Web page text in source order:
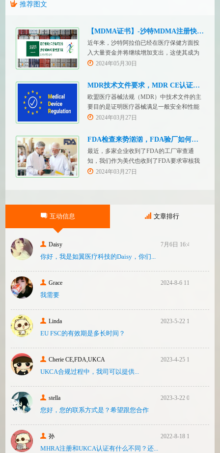
推荐图文
【MDMA证书】-沙特MDMA注册快速下证
近年来，沙特阿拉伯已经在医疗保健方面投
入大量资金并将继续增加支出，这使其成为
医疗设备制造商感兴趣的市场。然而，想要
管要求，即他们必须在沙特阿拉伯获得其设
务，FDASUNGO全球合规业务版图再添新模
块。F
2024年05月30日
MDR技术文件要求，MDR CE认证办理
欧盟医疗器械法规（MDR）中技术文件的主
要目的是证明医疗器械满足一般安全和性能
要求。无论类别如何，所有医疗设备都必须
有关技术文件的要求。MDR技术文档结构：
2024年03月27日
FDA检查来势汹汹，FDA验厂如何应对？
最近，多家企业收到了FDA的工厂审查通
知，我们作为美代也收到了FDA要求审核我
们客户验厂的通知邮件。起因是2023年12
2024年03月27日
互动信息 文章排行
Daisy 7月6日 16:47
你好，我是如翼医疗科技的Daisy，你们...
Grace 2024-8-6 11:14
我需要
Linda 2023-5-22 10:43
EU FSC的有效期是多长时间？
Cherie CE,FDA,UKCA 2023-4-25 16:24
UKCA合‮过规‬程中，我司可‮提以‬供...
stella 2023-3-22 08:31
您好，您的联系方式是？希望跟您合作
孙 2022-8-18 17:47
MHRA注册和UKCA认证有什么不同？还...